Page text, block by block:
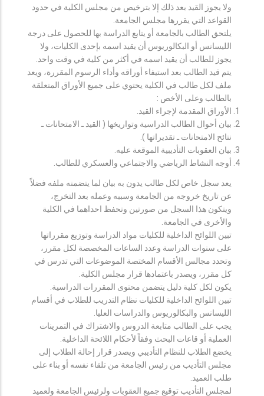
ولا يجوز القيد بعد ذلك إلا بترخيص من مجلس الكلية في حدود
القواعد التي يقررها مجلس الجامعة.
يلتحق الطالب بالجامعة أو يتابع الدراسة بها للحصول على درجة
الليسانس أو البكالوريوس أن يقيد اسمه بإحدى الكليات، ولا
يجوز للطالب أن يقيد اسمه في أكثر من كلية في وقت واحد.
يتم قيد الطالب بعد استيفاء أوراقه وأداء الرسوم المقررة، ويعد
ملف لكل طالب في الكلية يحتوي على جميع الأوراق المتعلقة
بالطالب وعلى الأخص :
الأوراق المقدمة لإجراء القيد.
بيان أحوال الطالب الدراسية وتواريخها ( القيد ـ الامتحانات ـ
نتائح الامتحانات ـ تقديراتها ).
بيان العقوبات التأديبية الموقعة عليه.
أوجه النشاط الرياضي والاجتماعي والعسكري للطالب.
يعد سجل خاص لكل طالب يدون به بيان لما يتضمنه ملفه فضلاً
عن تاريخ خروجه من الجامعة وسببه وعمله بعد التخرج،
ويتكون هذا السجل من صورتين وتحفظ احداهما في الكلية
والأخرى في الجامعة.
تبين اللوائح الداخلية للكليات مواد الدراسة وتوزيع مقرراتها
على سنوات الدراسة وعدد الساعات المخصصة لكل مقرر،
وتحدد مجالس الأقسام المختصة الموضوعات التي تدرس في
كل مقرر، ويصدر باعتمادها قرار مجلس الكلية.
يكون لكل كلية دليل يتضمن محتوى المقررات الدراسية.
تبين اللوائح الداخلية للكليات نظام التدريب للطلاب في أقسام
الليسانس والبكالوريوس والدراسات العليا.
يجب على الطالب متابعة الدروس والاشتراك في التمرينات
العملية أو قاعات البحث وفقاً لأحكام اللائحة الداخلية.
يخضع الطلاب للنظام التأديبي ويصدر قرار إحالة الطلاب إلى
مجلس التأديب من رئيس الجامعة من تلقاء نفسه أو بناء على
طلب العميد.
لمجلس التأديب توقيع جميع العقوبات ولرئيس الجامعة ولعميد